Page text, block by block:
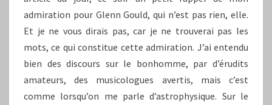
admiration pour Glenn Gould, qui n’est pas rien, elle.
Et je ne vous dirais pas, car je ne trouverai pas les
mots, ce qui constitue cette admiration. J’ai entendu
bien des discours sur le bonhomme, par d’érudits
amateurs, des musicologues avertis, mais c’est
comme lorsqu’on me parle d’astrophysique. Sur le